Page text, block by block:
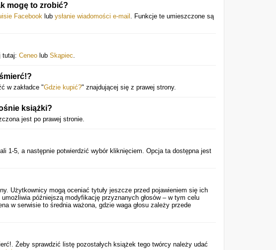
mogę to zrobić?
Facebook lub ysłanie wiadomości e-mail . Funkcje te umieszczone są
tutaj: Ceneo lub Skąpiec.
w zakładce "Gdzie kupić?" znajdującej się z prawej strony.
książki?
jest po prawej stronie.
1-5, a następnie potwierdzić wybór kliknięciem. Opcja ta dostępna jest
Użytkownicy mogą oceniać tytuły jeszcze przed pojawieniem się ich
późniejszą modyfikację przyznanych głosów – w tym celu
w serwisie to średnia ważona, gdzie waga głosu zależy przede
Żeby sprawdzić listę pozostałych książek tego twórcy należy udać